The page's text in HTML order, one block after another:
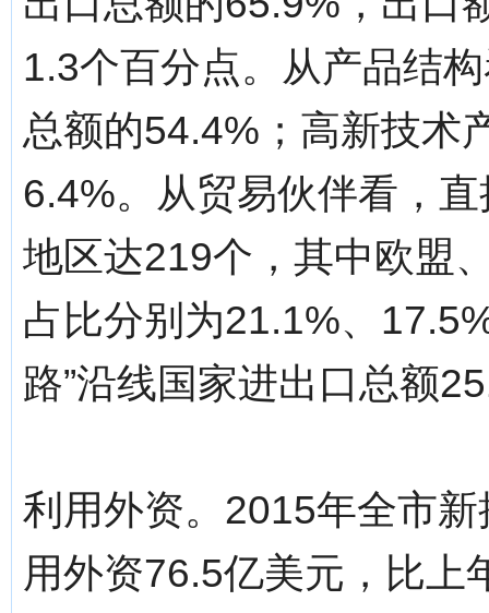
1.3个百分点。从产品结
总额的54.4%；高新技术
6.4%。从贸易伙伴看，
地区达219个，其中欧盟
占比分别为21.1%、
路”沿线国家进出口总额
利用外资。2015年全市
用外资76.5亿美元，比上